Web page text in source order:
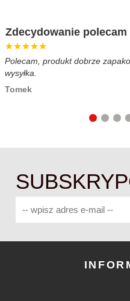
Zdecydowanie polecam
Polecam, produkt dobrze
wysyłka.
Tomek